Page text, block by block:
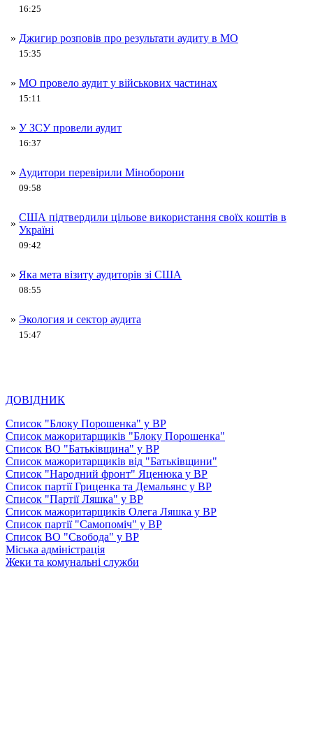
16:25
» Джигир розповів про результати аудиту в МО
15:35
» МО провело аудит у військових частинах
15:11
» У ЗСУ провели аудит
16:37
» Аудитори перевірили Міноборони
09:58
»
США підтвердили цільове використання своїх коштів в
Україні
09:42
» Яка мета візиту аудиторів зі США
08:55
» Экология и сектор аудита
15:47
ДОВІДНИК
Список "Блоку Порошенка" у ВР
Список мажоритарщиків "Блоку Порошенка"
Список ВО "Батьківщина" у ВР
Список мажоритарщиків від "Батьківщини"
Список "Народний фронт" Яценюка у ВР
Список партії Гриценка та Демальянс у ВР
Список "Партії Ляшка" у ВР
Список мажоритарщиків Олега Ляшка у ВР
Список партії "Самопоміч" у ВР
Список ВО "Свобода" у ВР
Міська адміністрація
Жеки та комунальні служби